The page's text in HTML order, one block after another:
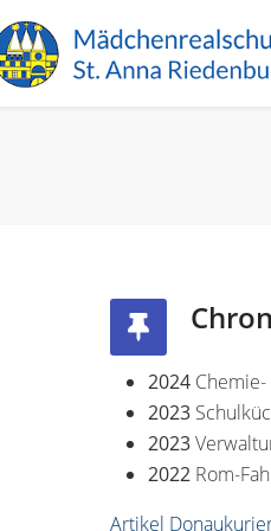
2024
2023
2023
2022 Rom-
Artikel